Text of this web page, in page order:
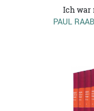
Ich war
PAUL